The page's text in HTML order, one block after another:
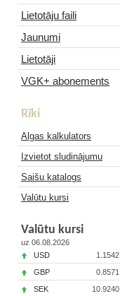
Lietotāju faili
Jaunumi
Lietotāji
VGK+ abonements
Rīki
Algas kalkulators
Izvietot sludinājumu
Saišu katalogs
Valūtu kursi
Valūtu kursi
uz 06.08.2026
USD
1.1542
GBP
0.8571
SEK
10.9240